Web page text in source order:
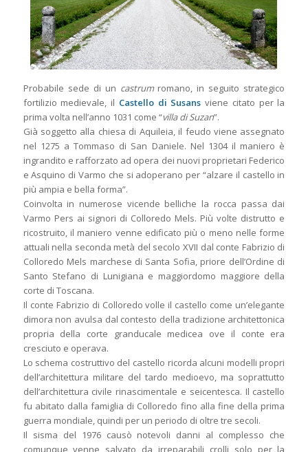
Probabile sede di un castrumromano, in seguito strategico
fortilizio medievale, il Castello di Susansviene citato per la
prima volta nell’anno 1031 come “villa di Suzan”.
Già soggetto alla chiesa di Aquileia, il feudo viene assegnato
nel 1275 a Tommaso di San Daniele. Nel 1304 il maniero è
ingrandito e rafforzato ad opera dei nuovi proprietari Federico
e Asquino di Varmo che si adoperano per “alzare il castello in
più ampia e bella forma”.
Coinvolta in numerose vicende belliche la rocca passa dai
Varmo Pers ai signori di Colloredo Mels. Più volte distrutto e
ricostruito, il maniero venne edificato più o meno nelle forme
attuali nella seconda metà del secolo XVII dal conte Fabrizio di
Colloredo Mels marchese di Santa Sofia, priore dell’Ordine di
Santo Stefano di Lunigiana e maggiordomo maggiore della
corte di Toscana.
Il conte Fabrizio di Colloredo volle il castello come un’elegante
dimora non avulsa dal contesto della tradizione architettonica
propria della corte granducale medicea ove il conte era
cresciuto e operava.
Lo schema costruttivo del castello ricorda alcuni modelli propri
dell’architettura militare del tardo medioevo, ma soprattutto
dell’architettura civile rinascimentale e seicentesca. Il castello
fu abitato dalla famiglia di Colloredo fino alla fine della prima
guerra mondiale, quindi per un periodo di oltre tre secoli.
Il sisma del 1976 causò notevoli danni al complesso che
comunque venne salvato da irreparabili crolli solo per la